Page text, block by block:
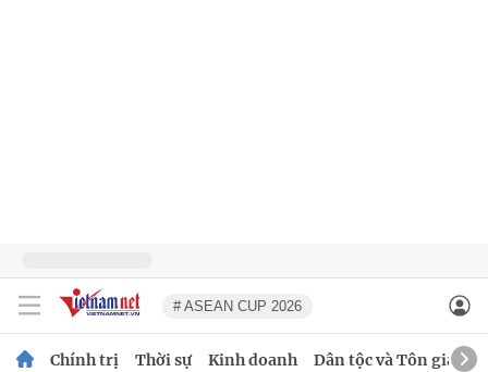
# ASEAN CUP 2026
Chính trị Thời sự Kinh doanh Dân tộc và Tôn giáo